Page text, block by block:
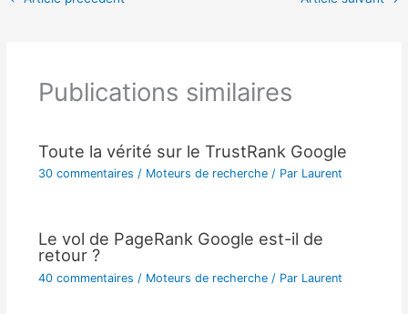
Publications similaires
Toute la vérité sur le TrustRank Google
30 commentaires / Moteurs de recherche/ Par Laurent
Le vol de PageRank Google est-il de
retour ?
40 commentaires / Moteurs de recherche/ Par Laurent